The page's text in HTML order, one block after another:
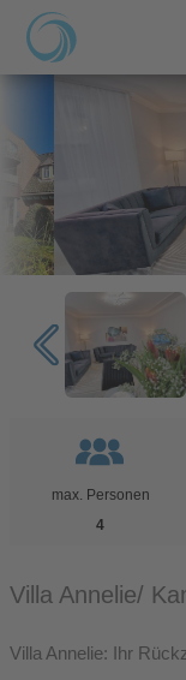
max. Personen
4
Villa Annelie/
Villa Annelie: Ihr